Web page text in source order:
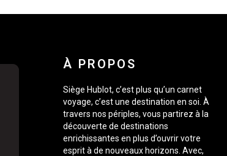
À PROPOS
Siège Hublot, c’est plus qu’un carnet
voyage, c’est une destination en soi. À
travers nos périples, vous partirez à la
découverte de destinations
enrichissantes en plus d’ouvrir votre
esprit à de nouveaux horizons. Avec,